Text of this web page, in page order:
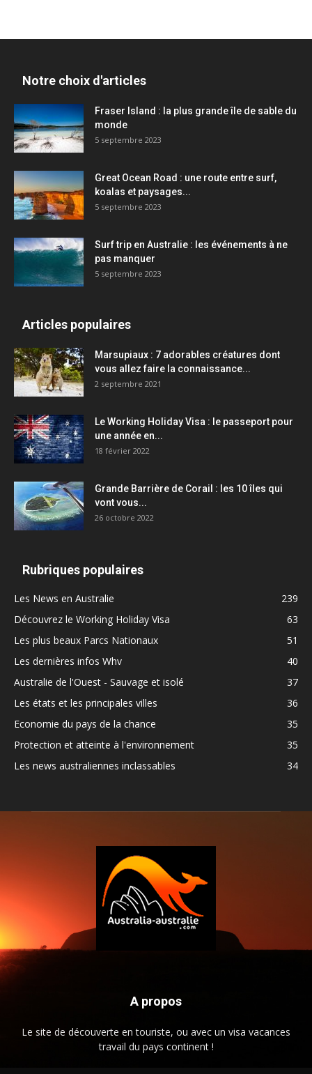
Notre choix d'articles
Fraser Island : la plus grande île de sable du
monde
5 septembre 2023
Great Ocean Road : une route entre surf,
koalas et paysages...
5 septembre 2023
Surf trip en Australie : les événements à ne
pas manquer
5 septembre 2023
Articles populaires
Marsupiaux : 7 adorables créatures dont
vous allez faire la connaissance...
2 septembre 2021
Le Working Holiday Visa : le passeport pour
une année en...
18 février 2022
Grande Barrière de Corail : les 10 îles qui
vont vous...
26 octobre 2022
Rubriques populaires
Les News en Australie
239
Découvrez le Working Holiday Visa
63
Les plus beaux Parcs Nationaux
51
Les dernières infos Whv
40
Australie de l'Ouest - Sauvage et isolé
37
Les états et les principales villes
36
Economie du pays de la chance
35
Protection et atteinte à l'environnement
35
Les news australiennes inclassables
34
A propos
Le site de découverte en touriste, ou avec un visa vacances
travail du pays continent !